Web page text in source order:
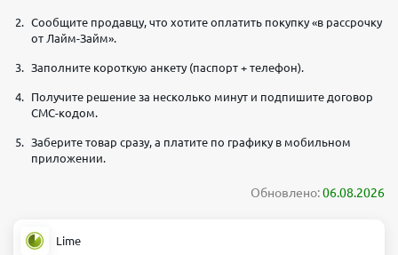
Сообщите продавцу, что хотите оплатить покупку «в рассрочку
от Лайм-Займ».
Заполните короткую анкету (паспорт + телефон).
Получите решение за несколько минут и подпишите договор
СМС-кодом.
Заберите товар сразу, а платите по графику в мобильном
приложении.
Обновлено:06.08.2026
Lime